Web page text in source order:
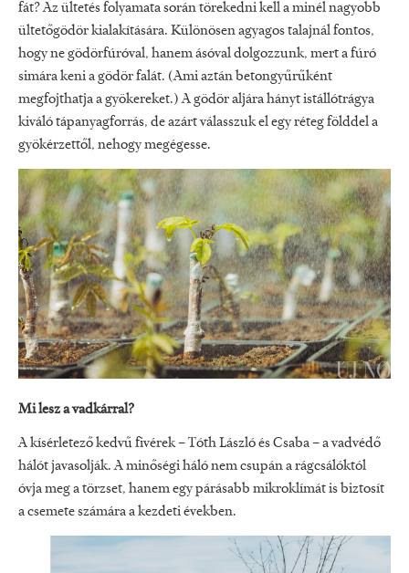
fát? Az ültetés folyamata során törekedni kell a minél nagyobb
ültetőgödör kialakítására. Különösen agyagos talajnál fontos,
hogy ne gödörfúróval, hanem ásóval dolgozzunk, mert a fúró
simára keni a gödör falát. (Ami aztán betongyűrűként
megfojthatja a gyökereket.) A gödör aljára hányt istállótrágya
kiváló tápanyagforrás, de azárt válasszuk el egy réteg földdel a
gyökérzettől, nehogy megégesse.
Mi lesz a vadkárral?
A kísérletező kedvű fivérek – Tóth László és Csaba – a vadvédő
hálót javasolják. A minőségi háló nem csupán a rágcsálóktól
óvja meg a törzset, hanem egy párásabb mikroklímát is biztosít
a csemete számára a kezdeti években.